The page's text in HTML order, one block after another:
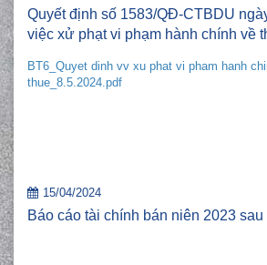
Quyết định số 1583/QĐ-CTBDU
việc xử phạt vi phạm hành chính về
BT6_Quyet dinh vv xu phat vi pham hanh
thue_8.5.2024.pdf
15/04/2024
Báo cáo tài chính bán niên 2023 sau